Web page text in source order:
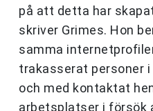
på att detta har
skriver Grimes. Hon
samma
trakasserat personer i
och med kontaktat
arbetsplatser i försök